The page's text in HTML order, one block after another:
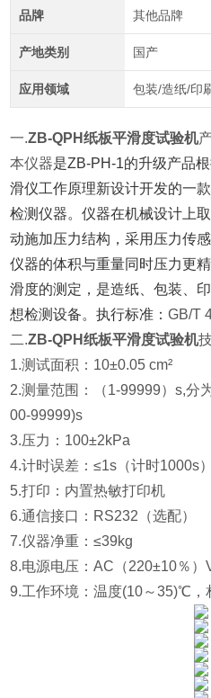
品牌 其他品牌
产地类别 国产
应用领域 包装/造纸/印
一.ZB-QPH纸板平滑度试验机
本仪器是ZB-PH-1的升级产品
滑仪工作原理新设计开发的一
检测仪器。仪器在机械设计上
动施加压力结构，采用压力传
仪器的体积与重量同时压力更精
滑度的测定，是造纸、包装、
想检测设备。执行标准：GB/T
二.ZB-QPH纸板平滑度试验机
1.测试面积 ： 10±0.05 cm²
2.测量范围 ：
（1-99999）s,分
00-99999)s
3.压力 ： 100±2kPa
4.计时误差 ：≤1s（计时1000s）
5.打印 ： 内置热敏打印机
6.通信接口 ： RS232 （选配）
7.仪器净重 ：≤39kg
8.电源电压 ：AC（220±10％）
9.工作环境 ：温度(10～35)℃，